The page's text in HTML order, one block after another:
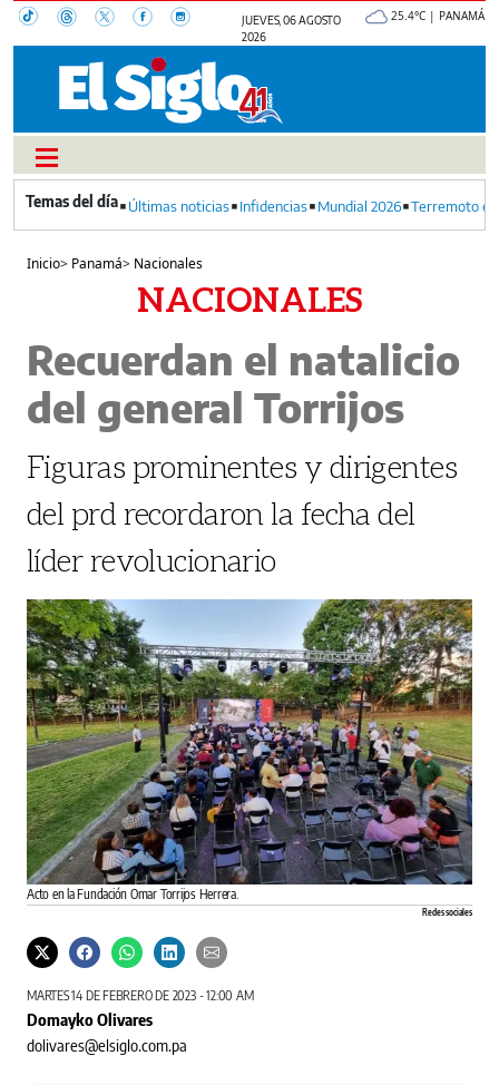
JUEVES, 06 AGOSTO
2026
25.4°C | PANAMÁ
Últimas noticias Infidencias Mundial 2026 Terremoto
Inicio> Panamá> Nacionales
NACIONALES
Recuerdan el natalicio
del general Torrijos
Figuras prominentes y dirigentes
del prd recordaron la fecha del
líder revolucionario
Acto en la Fundación Omar Torrijos Herrera.
Redes sociales
MARTES 14 DE FEBRERO DE 2023 - 12:00 AM
Domayko Olivares
dolivares@elsiglo.com.pa